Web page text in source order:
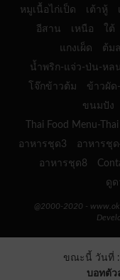
หมูเนื้อไก่เป็ด
เต้าหู้
อีสาน
เหนือ ใต้
แกงเผ็ด
ต้ม
น้ำพริก-แจ่ว-ป่น-หล
โจ๊กข้าวต้ม
ข้าวผัด
ขนมปัง
Thai Food Menu-
อาหารชุด3
อาหารชุ
อาหารชุด8
ดูด
@2000-2020 -
ขณะนี้ วันที่ :
บอทตัว